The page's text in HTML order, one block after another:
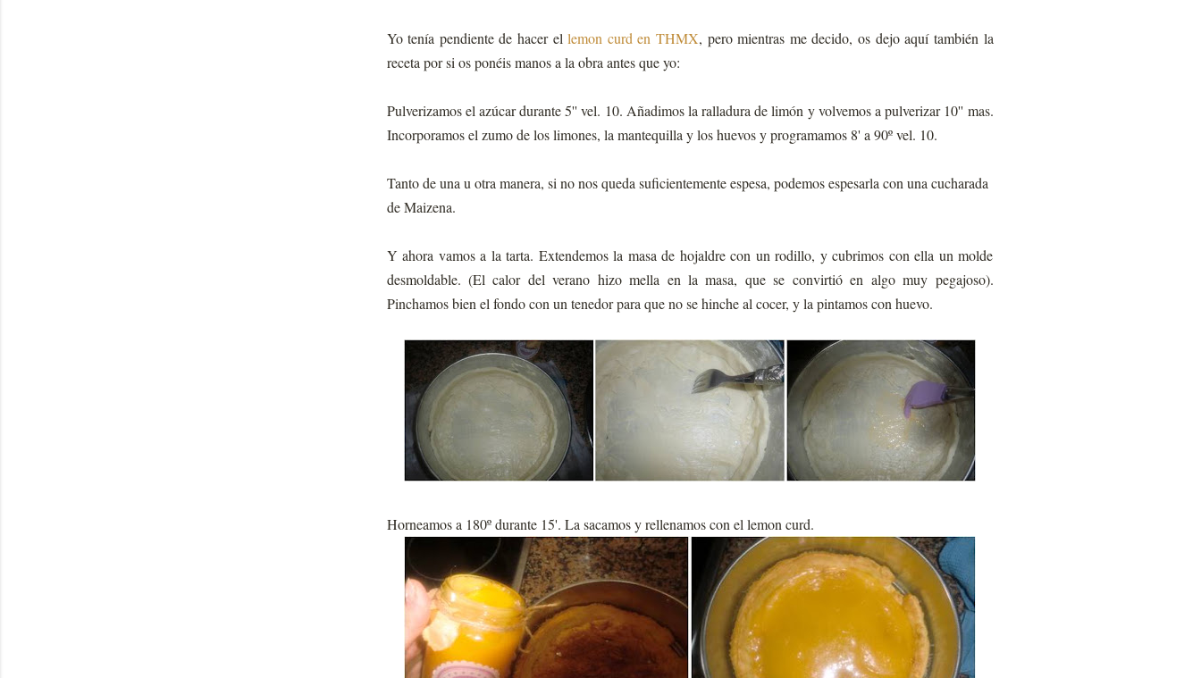
Yo tenía pendiente de hacer ellemon curd en THMX, pero mientras me decido, os dejo aquí también la
receta por si os ponéis manos a la obra antes que yo:
Pulverizamos el azúcar durante 5'' vel. 10. Añadimos la ralladura de limón y volvemos a pulverizar 10'' mas.
Incorporamos el zumo de los limones, la mantequilla y los huevos y programamos 8' a 90º vel. 10.
Tanto de una u otra manera, si no nos queda suficientemente espesa, podemos espesarla con una cucharada
de Maizena.
Y ahora vamos a la tarta. Extendemos la masa de hojaldre con un rodillo, y cubrimos con ella un molde
desmoldable. (El calor del verano hizo mella en la masa, que se convirtió en algo muy pegajoso).
Pinchamos bien el fondo con un tenedor para que no se hinche al cocer, y la pintamos con huevo.
Horneamos a 180º durante 15'. La sacamos y rellenamos con el lemon curd.